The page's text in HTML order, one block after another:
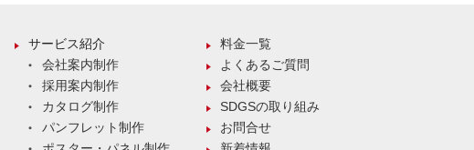
サービス紹介
会社案内制作
採用案内制作
カタログ制作
パンフレット制作
料金一覧
よくあるご質問
会社概要
SDGSの取り組み
お問合せ